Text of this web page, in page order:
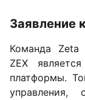
Заявление
Команда Zeta
ZEX
платформы.